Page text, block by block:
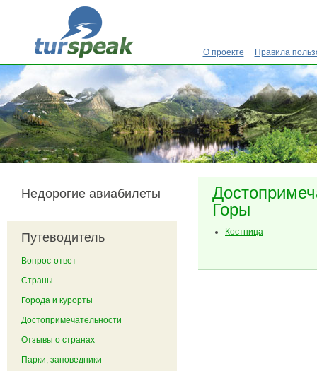
Перейти к основному содержанию
О проекте Правила
Горы
Костница
Недорогие авиабилеты
Путеводитель
Вопрос-ответ
Страны
Города и курорты
Достопримечательности
Отзывы о странах
Парки, заповедники